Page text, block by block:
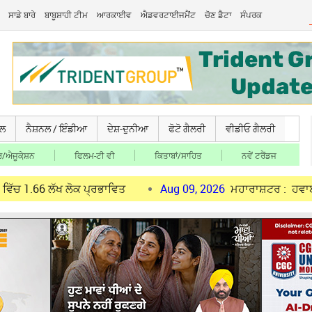
ਸਾਡੇ ਬਾਰੇ ਬਾਬੂਸ਼ਾਹੀ ਟੀਮ ਆਰਕਾਈਵ ਐਡਵਰਟਾਈਜਮੈਂਟ ਚੋਣ ਡੈਟਾ ਸੰਪਰਕ
ਨੈਸ਼ਨਲ / ਇੰਡੀਆ ਦੇਸ਼-ਦੁਨੀਆ ਫੋਟੋ ਗੈਲਰੀ ਵੀਡੀਓ ਗੈਲਰੀ
ਐਜੂਕੇ਼ਸ਼ਨ ਫਿਲਮ-ਟੀ ਵੀ ਕਿਤਾਬਾਂ/ਸਾਹਿਤ ਨਵੇਂ ਟਰੈਂਡਜ
ਲੋਕ ਪ੍ਰਭਾਵਿਤ Aug 09, 2026 ਮਹਾਰਾਸ਼ਟਰ : ਹਵਾਈ ਅੱਡੇ 'ਤੇ